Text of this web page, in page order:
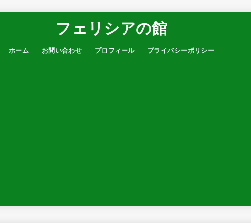
フェリシアの館
ホーム お問い合わせ プロフィール プライバシーポリシー